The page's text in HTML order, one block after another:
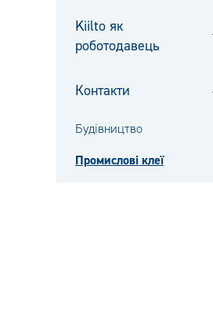
Kiilto як
роботодавець
Контакти
Будівництво
Промислові клеї